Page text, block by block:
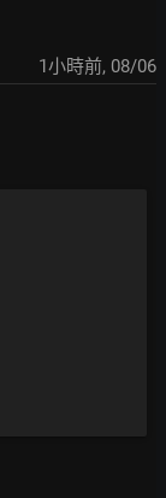
1小時前, 08/06